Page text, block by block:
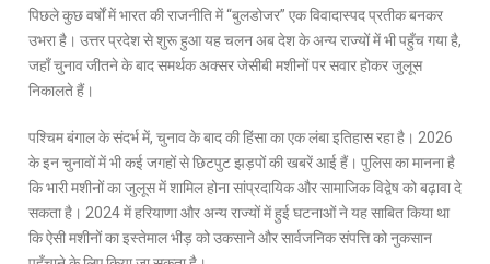
पिछले कुछ वर्षों में भारत की राजनीति में “बुलडोजर” एक विवादास्पद प्रतीक बनकर
उभरा है। उत्तर प्रदेश से शुरू हुआ यह चलन अब देश के अन्य राज्यों में भी पहुँच गया है,
जहाँ चुनाव जीतने के बाद समर्थक अक्सर जेसीबी मशीनों पर सवार होकर जुलूस
निकालते हैं।
पश्चिम बंगाल के संदर्भ में, चुनाव के बाद की हिंसा का एक लंबा इतिहास रहा है। 2026
के इन चुनावों में भी कई जगहों से छिटपुट झड़पों की खबरें आई हैं। पुलिस का मानना है
कि भारी मशीनों का जुलूस में शामिल होना सांप्रदायिक और सामाजिक विद्वेष को बढ़ावा दे
सकता है। 2024 में हरियाणा और अन्य राज्यों में हुई घटनाओं ने यह साबित किया था
कि ऐसी मशीनों का इस्तेमाल भीड़ को उकसाने और सार्वजनिक संपत्ति को नुकसान